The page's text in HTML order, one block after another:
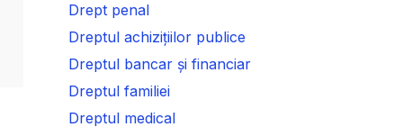
Drept penal
Dreptul achizițiilor publice
Dreptul bancar și financiar
Dreptul familiei
Dreptul medical